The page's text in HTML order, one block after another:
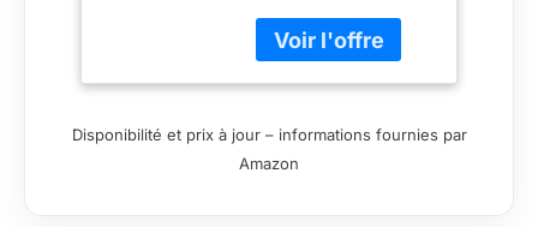
céramique résistant
Réservoir d'eau 1.8
litres
Disponibilité et prix à jour – informations fournies par
Amazon